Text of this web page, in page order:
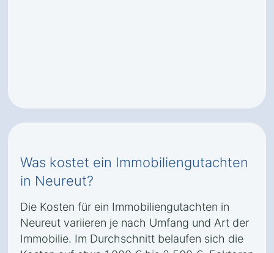
Was kostet ein Immobiliengutachten
in Neureut?
Die Kosten für ein Immobiliengutachten in
Neureut variieren je nach Umfang und Art der
Immobilie. Im Durchschnitt belaufen sich die